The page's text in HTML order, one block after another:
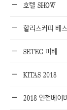
호텔 SHOW
할리스커피 베
SETEC 미베
KITAS 2018
2018 인천베이